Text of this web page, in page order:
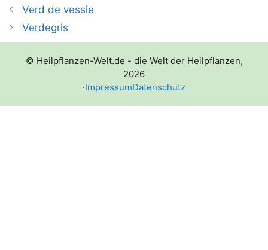
Verd de vessie
Verdegris
© Heilpflanzen-Welt.de - die Welt der Heilpflanzen,
2026
·ImpressumDatenschutz